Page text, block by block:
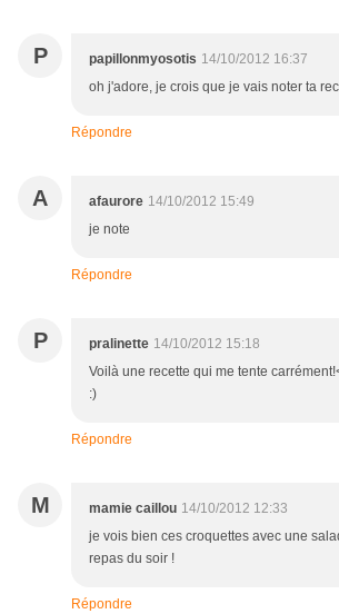
P papillonmyosotis 14/10/2012 16:37
oh j'adore, je crois que je vais noter ta
Répondre
A afaurore 14/10/2012 15:49
je note
Répondre
P pralinette 14/10/2012 15:18
Voilà une recette qui me tente
:)
Répondre
M mamie caillou 14/10/2012 12:33
je vois bien ces croquettes avec une
repas du soir !
Répondre